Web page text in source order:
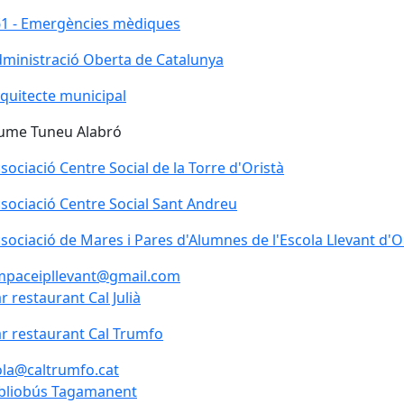
- Emergències mèdiques
- Emergències mèdiques
Oberta de Catalunya
Oberta de Catalunya
municipal
Tuneu Alabró
Centre Social de la Torre d'Oristà
Centre Social Sant Andreu
Centre Social Sant Andreu
de Mares i Pares d'Alumnes de l'Escola Llevant
restaurant Cal Julià
restaurant Cal Julià
restaurant Cal Trumfo
restaurant Cal Trumfo
Tagamanent
Tagamanent